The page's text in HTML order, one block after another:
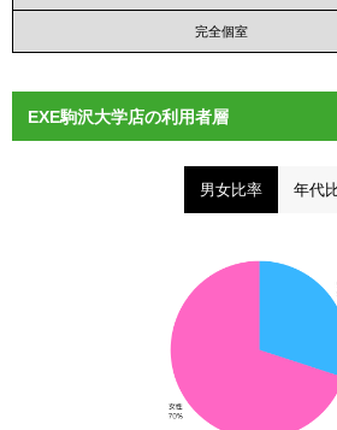
完全個室
EXE駒沢大学店の利用者層
男女比率 年代